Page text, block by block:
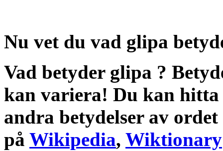
Nu vet du vad glipa
Vad betyder glipa ?
kan variera! Du kan
andra betydelserav ordet
på Wikipedia, Wiktionary